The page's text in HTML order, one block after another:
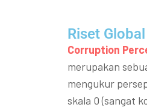
Riset Global​
Corruption
merupakan
mengukur
skala 0 (sangat